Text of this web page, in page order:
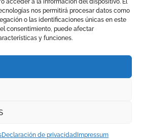
acceder a la información del dispositivo. El
nos permitirá procesar datos como
o las identificaciones únicas en este
consentimiento, puede afectar
y funciones.
Declaración de privacidad Impressum
los derechos reservados
DE TOROLIVE